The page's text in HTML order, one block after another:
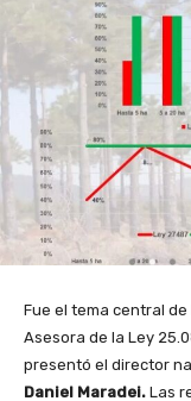
Fue el tema central
Asesora de la Ley
presentó el director
Daniel Maradei. Las